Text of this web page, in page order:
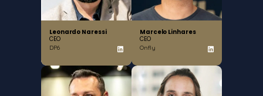
Leonardo Naressi
CEO
DP6
Marcelo Linhares
CEO
Onfly